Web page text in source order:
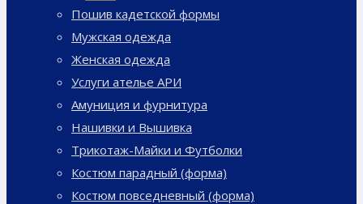
Пошив кадетской формы
Мужская одежда
Женская одежда
Услуги ателье АРИ
Амуниция и фурнитура
Нашивки и Вышивка
Трикотаж-Майки и Футболки
Костюм парадный (форма)
Костюм повседневный (форма)